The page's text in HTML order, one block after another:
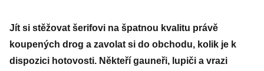
Jít si stěžovat šerifovi na špatnou kvalitu právě
koupených drog a zavolat si do obchodu, kolik je k
dispozici hotovosti. Někteří gauneři, lupiči a vrazi